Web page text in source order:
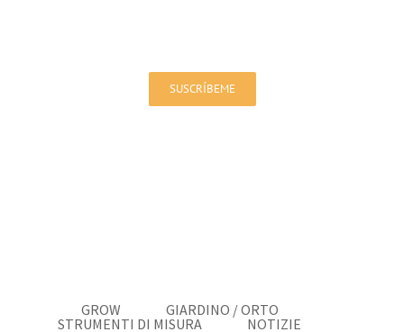
SUSCRÍBEME
GROW
GIARDINO / ORTO
STRUMENTI DI MISURA
NOTIZIE